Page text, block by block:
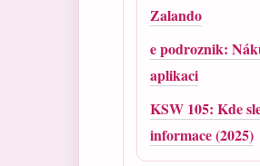
Zalando
e podroznik:
aplikaci
KSW 105: Kde
informace (2025)